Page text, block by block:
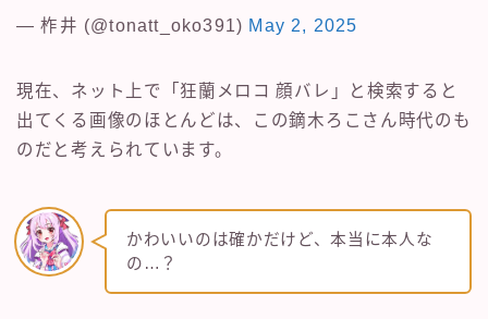
— 柞井 (@tonatt_oko391) May 2, 2025
現在、ネット上で「狂蘭メロコ 顔バレ」と検索すると
出てくる画像のほとんどは、この鏑木ろこさん時代のも
のだと考えられています。
かわいいのは確かだけど、本当に本人な
の…？